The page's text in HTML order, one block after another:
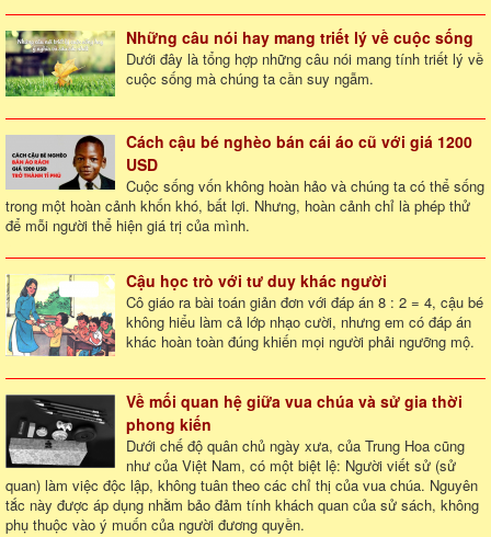
Những câu nói hay mang triết lý về cuộc sống
Dưới đây là tổng hợp những câu nói mang tính triết lý về
cuộc sống mà chúng ta cần suy ngẫm.
Cách cậu bé nghèo bán cái áo cũ với giá 1200
USD
Cuộc sống vốn không hoàn hảo và chúng ta có thể sống
trong một hoàn cảnh khốn khó, bất lợi. Nhưng, hoàn cảnh chỉ là phép thử
để mỗi người thể hiện giá trị của mình.
Cậu học trò với tư duy khác người
Cô giáo ra bài toán giản đơn với đáp án 8 : 2 = 4, cậu bé
không hiểu làm cả lớp nhạo cười, nhưng em có đáp án
khác hoàn toàn đúng khiến mọi người phải ngưỡng mộ.
Về mối quan hệ giữa vua chúa và sử gia thời
phong kiến
Dưới chế độ quân chủ ngày xưa, của Trung Hoa cũng
như của Việt Nam, có một biệt lệ: Người viết sử (sử
quan) làm việc độc lập, không tuân theo các chỉ thị của vua chúa. Nguyên
tắc này được áp dụng nhằm bảo đảm tính khách quan của sử sách, không
phụ thuộc vào ý muốn của người đương quyền.